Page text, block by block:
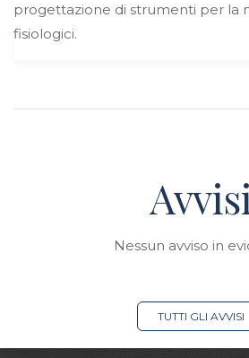
progettazione di strumenti per la
fisiologici.
Avvisi
Nessun avviso in
TUTTI GLI AVVISI